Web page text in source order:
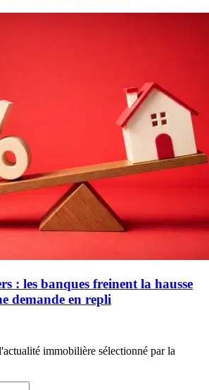
: les banques freinent la hausse
demande en repli
immobilière sélectionné par la